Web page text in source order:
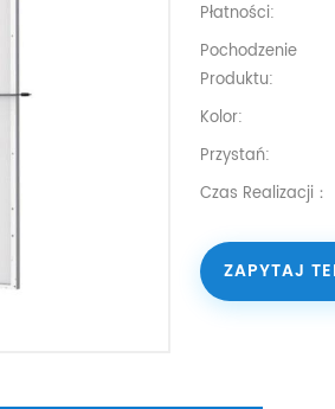
Płatności:
Pochodzenie
Produktu:
Kolor:
Przystań:
Czas Realizacji：
ZAPYTAJ